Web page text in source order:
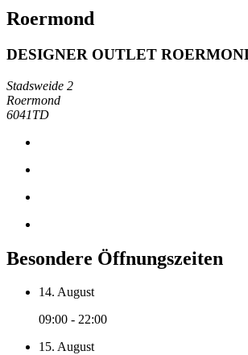
Roermond
DESIGNER OUTLET
Stadsweide 2
Roermond
6041TD
Besondere Öffnungszeiten
14. August
09:00 - 22:00
15. August